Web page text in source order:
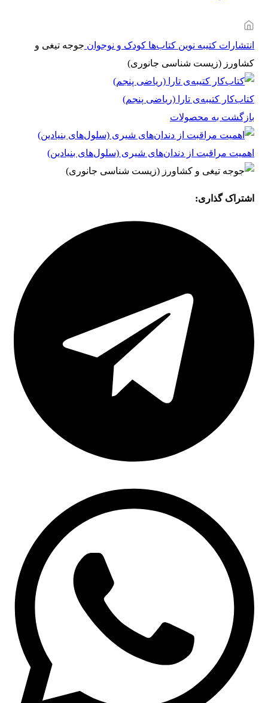
انتشارات کتیبه نوین کتاب‌ها کودک و نوجوان جوجه تیغی و
کشاورز (زیست شناسی جانوری)
کتاب‌کار کتیبه‌ی تارا (ریاضی پنجم)
بازگشت به محصولات
اهمیت مراقبت از دندان‌های شیری (سلول‌های بنیادین)
اشتراک گذاری: